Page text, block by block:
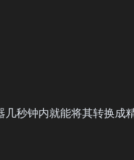
钟内就能将其转换成精